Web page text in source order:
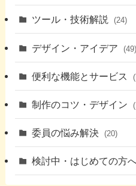
ツール・技術解説 (24)
デザイン・アイデア (49)
便利な機能とサービス
制作のコツ・デザイン
委員の悩み解決 (20)
検討中・はじめての方